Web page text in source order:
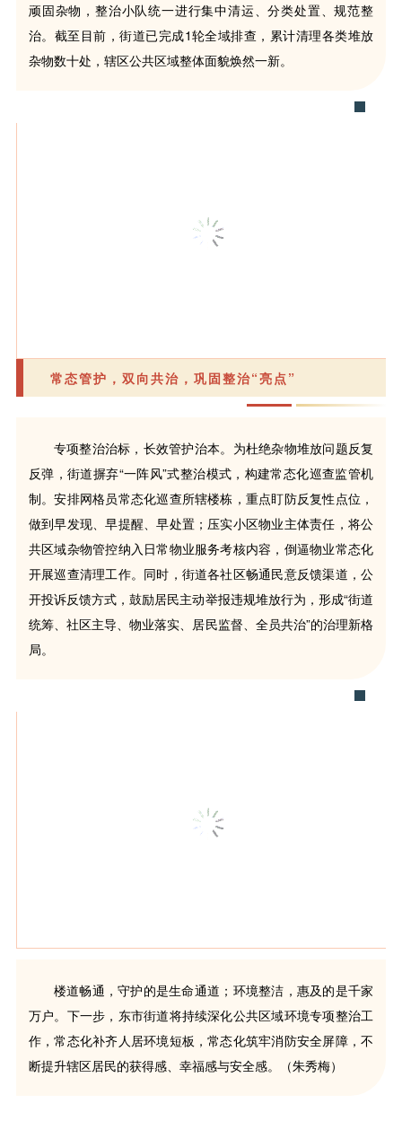
顽固杂物，整治小队统一进行集中清运、分类处置、规范整
治。截至目前，街道已完成1轮全域排查，累计清理各类堆放
杂物数十处，辖区公共区域整体面貌焕然一新。
常态管护，双向共治，巩固整治“亮点”
专项整治治标，长效管护治本。为杜绝杂物堆放问题反复
反弹，街道摒弃“一阵风”式整治模式，构建常态化巡查监管机
制。安排网格员常态化巡查所辖楼栋，重点盯防反复性点位，
做到早发现、早提醒、早处置；压实小区物业主体责任，将公
共区域杂物管控纳入日常物业服务考核内容，倒逼物业常态化
开展巡查清理工作。同时，街道各社区畅通民意反馈渠道，公
开投诉反馈方式，鼓励居民主动举报违规堆放行为，形成“街道
统筹、社区主导、物业落实、居民监督、全员共治”的治理新格
局。
楼道畅通，守护的是生命通道；环境整洁，惠及的是千家
万户。下一步，东市街道将持续深化公共区域环境专项整治工
作，常态化补齐人居环境短板，常态化筑牢消防安全屏障，不
断提升辖区居民的获得感、幸福感与安全感。（朱秀梅）